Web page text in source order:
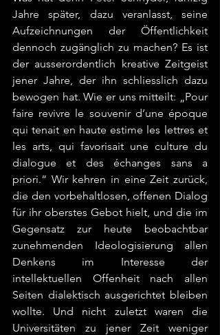
Jahre später, dazu veranlasst, seine
Aufzeichnungen der Öffentlichkeit
dennoch zugänglich zu machen? Es ist
der ausserordentlich kreative Zeitgeist
jener Jahre, der ihn schliesslich dazu
bewogen hat. Wie er uns mitteilt: „Pour
faire revivre le souvenir d’une époque
qui tenait en haute estime les lettres et
les arts, qui favorisait une culture du
dialogue et des échanges sans a
priori.“ Wir kehren in eine Zeit zurück,
die den vorbehaltlosen, offenen Dialog
für ihr oberstes Gebot hielt, und die im
Gegensatz zur heute beobachtbar
zunehmenden Ideologisierung allen
Denkens im Interesse der
intellektuellen Offenheit nach allen
Seiten dialektisch ausgerichtet bleiben
wollte. Und nicht zuletzt waren die
Universitäten zu jener Zeit weniger